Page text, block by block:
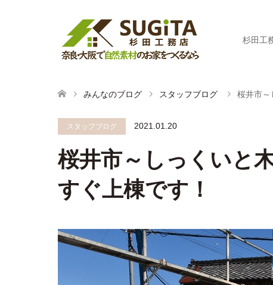
杉田工
みんなのブログ スタッフブログ 桜井市～
スタッフブログ 2021.01.20
桜井市～しっくいと
すぐ上棟です！